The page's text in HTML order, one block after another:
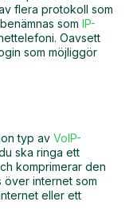
flera protokoll som
som IP-
Oavsett
som möjliggör
typ av VoIP-
ska ringa ett
komprimerar den
över internet som
eller ett